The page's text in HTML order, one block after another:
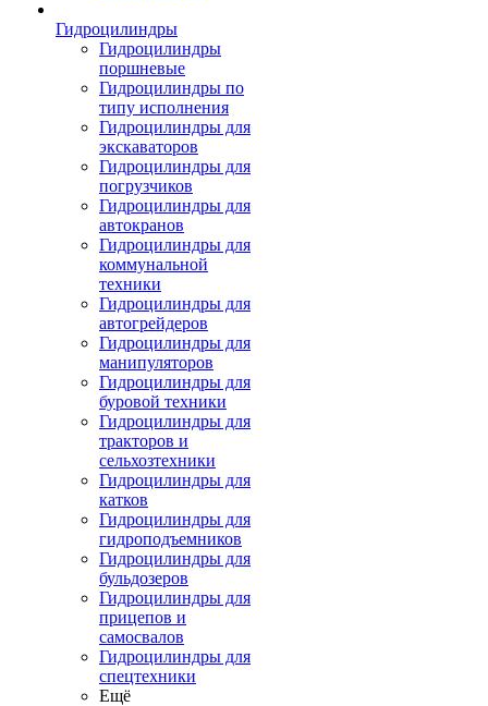
Гидроцилиндры
Гидроцилиндры
поршневые
Гидроцилиндры по
типу исполнения
Гидроцилиндры для
экскаваторов
Гидроцилиндры для
погрузчиков
Гидроцилиндры для
автокранов
Гидроцилиндры для
коммунальной
техники
Гидроцилиндры для
автогрейдеров
Гидроцилиндры для
манипуляторов
Гидроцилиндры для
буровой техники
Гидроцилиндры для
тракторов и
сельхозтехники
Гидроцилиндры для
катков
Гидроцилиндры для
гидроподъемников
Гидроцилиндры для
бульдозеров
Гидроцилиндры для
прицепов и
самосвалов
Гидроцилиндры для
спецтехники
Ещё